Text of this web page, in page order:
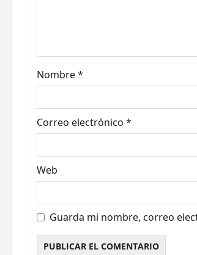
e
n
t
r
a
d
a
s
Nombre*
Correo electrónico *
Web
Guarda mi nombre, correo